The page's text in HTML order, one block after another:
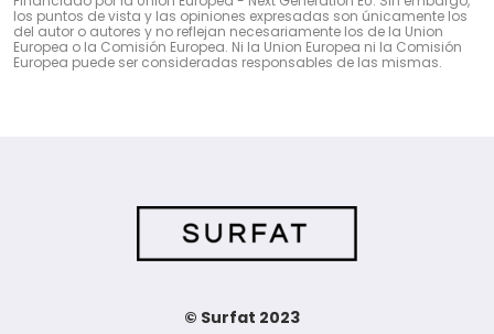
los puntos de vista y las opiniones expresadas son únicamente los
del autor o autores y no reflejan necesariamente los de la Union
Europea o la Comisión Europea. Ni la Union Europea ni la Comisión
Europea puede ser consideradas responsables de las mismas.
© Surfat 2023